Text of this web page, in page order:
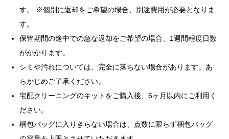
す。 ※個別に返却をご希望の場合、別途費用が必要となりま
す。
保管期間の途中での急な返却をご希望の場合、1週間程度日数
がかかります。
シミや汚れについては、完全に落ちない場合があります。あ
らかじめご了承ください。
宅配クリーニングのキットをご購入後、6ヶ月以内にご利用く
ださい。
梱包バッグに入りきらない場合は、点数に限らず梱包バッグ